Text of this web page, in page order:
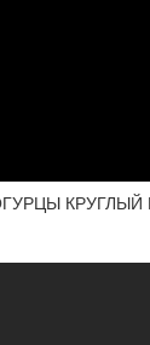
КРУГЛЫЙ